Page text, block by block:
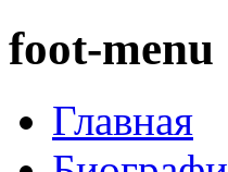
foot-menu
Главная